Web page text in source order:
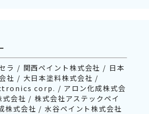
ラ / 関西ペイント株式会社 / 日本
社 / 大日本塗料株式会社 /
corp. / アロン化成株式会
会社 / 株式会社アステックペイ
株式会社 / 水谷ペイント株式会社